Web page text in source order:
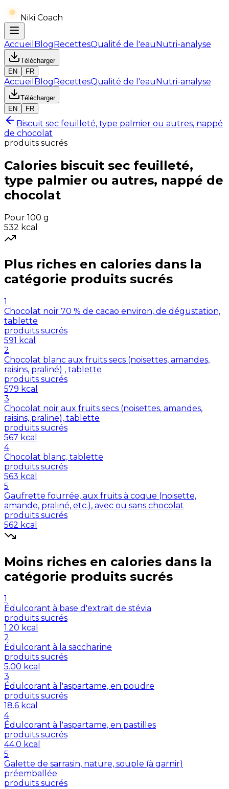
Niki Coach
Accueil BlogRecettesQualité de l'eauNutri-analyse
Télécharger
EN
FR
Accueil BlogRecettesQualité de l'eauNutri-analyse
Télécharger
EN
FR
Biscuit sec feuilleté, type palmier ou autres, nappé
de chocolat
produits sucrés
Calories biscuit sec feuilleté,
type palmier ou autres, nappé de
chocolat
Pour 100 g
532 kcal
Plus riches en calories dans la
catégorie produits sucrés
1
Chocolat noir 70 % de cacao environ, de dégustation,
tablette
produits sucrés
591 kcal
2
Chocolat blanc aux fruits secs (noisettes, amandes,
raisins, praliné) , tablette
produits sucrés
579 kcal
3
Chocolat noir aux fruits secs (noisettes, amandes,
raisins, praline), tablette
produits sucrés
567 kcal
4
Chocolat blanc, tablette
produits sucrés
563 kcal
5
Gaufrette fourrée, aux fruits à coque (noisette,
amande, praliné, etc.), avec ou sans chocolat
produits sucrés
562 kcal
Moins riches en calories dans la
catégorie produits sucrés
1
Édulcorant à base d'extrait de stévia
produits sucrés
1.20 kcal
2
Édulcorant à la saccharine
produits sucrés
5.00 kcal
3
Édulcorant à l'aspartame, en poudre
produits sucrés
18.6 kcal
4
Édulcorant à l'aspartame, en pastilles
produits sucrés
44.0 kcal
5
Galette de sarrasin, nature, souple (à garnir)
préemballée
produits sucrés